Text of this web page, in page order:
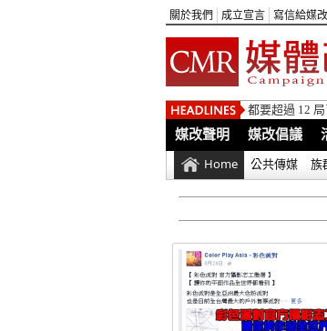
關於我們 成立宣言 寫信給媒
都要超過 12
媒改聲明 媒改倡議
Home 公共傳媒 族